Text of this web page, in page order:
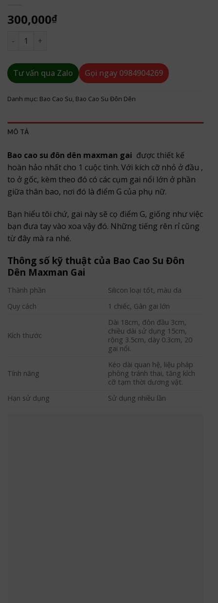
300,000₫
Bao Cao Su Đôn Dên MaxMan đôn đầu 5cm số lượng
Tư vấn qua Zalo Gọi ngay 0984904269
Danh mục: Bao Cao Su, Bao Cao Su Đôn Dên
MÔ TẢ
Bao cao su đôn dên maxman gai được thiết kế
hoàn hảo nhất cho 1 cuộc tình. Với kích cỡ nhỏ ở đầu ,
to ở gốc, kèm theo đó có các cụm gai nổi lớn ở phần
giữa thân bao, nơi đó là điểm G của phụ nữ.
Bạn hiểu tôi chứ, gai này sẽ cọ điểm G, giống như việc
bạn đưa tay vào xoa vậy đó. Những tiếng rên rỉ cũng
từ đây mà ra nhé.
Thông số kỹ thuật của Bao Cao Su Đôn
Dên Maxman Gai
Thành phần
Silicon loại tốt, màu da
Quy cách
1 chiếc, Gân gai lớn
Kích thước
Dài 18cm, đôn đầu 3cm,
chiều dài sử dụng 15cm,
rộng 3.5cm, dày 0.3cm, 20
gai nổi.
Tính năng
Kéo dài quan hệ, liệu pháp
phòng tránh thai, tăng kích
cỡ tạm thời dương vật.
Hạn sử dụng
Sử dụng nhiều lần